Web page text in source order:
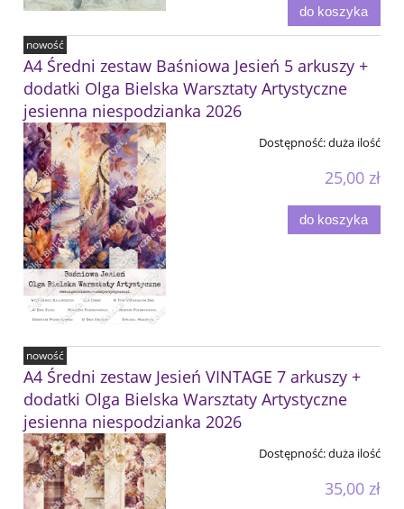
do koszyka
A4 Średni zestaw Baśniowa Jesień 5 arkuszy +
dodatki Olga Bielska Warsztaty Artystyczne
jesienna niespodzianka 2026
Dostępność:duża ilość
25,00 zł
do koszyka
nowość
A4 Średni zestaw Jesień VINTAGE 7 arkuszy +
dodatki Olga Bielska Warsztaty Artystyczne
jesienna niespodzianka 2026
Dostępność:duża ilość
35,00 zł
nowość